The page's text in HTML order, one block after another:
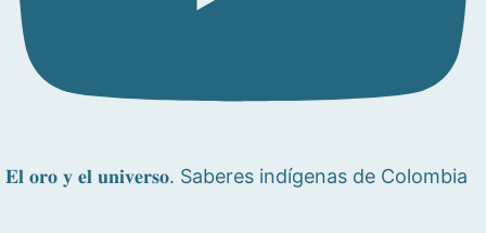
𝐄𝐥 𝐨𝐫𝐨 𝐲 𝐞𝐥 𝐮𝐧𝐢𝐯𝐞𝐫𝐬𝐨. Saberes indígenas de Colombia